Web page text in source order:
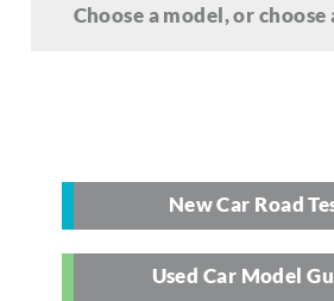
Choose a model, or
New Car Road
Used Car Model